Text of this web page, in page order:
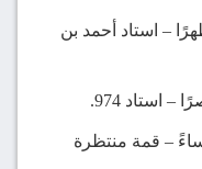
× السودان: الساعة 2:00 ظهرًا – استاد أحمد بن
× الأردن: الساعة 7:00 مساءً – قمة منتظرة